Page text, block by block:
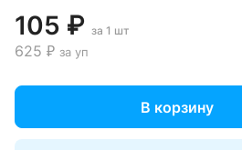
105 ₽ за 1 шт
625 ₽ за уп
В корзину